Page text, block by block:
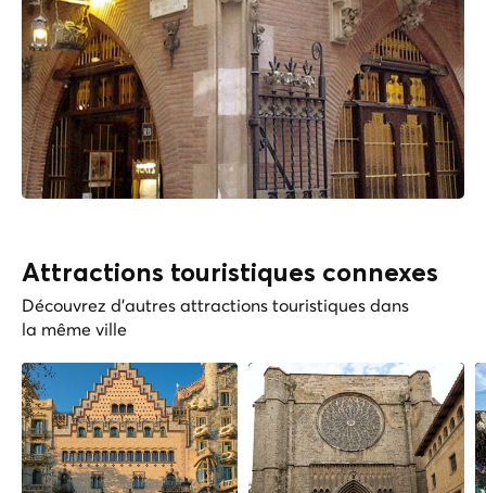
Attractions touristiques connexes
Découvrez d'autres attractions touristiques dans
la même ville